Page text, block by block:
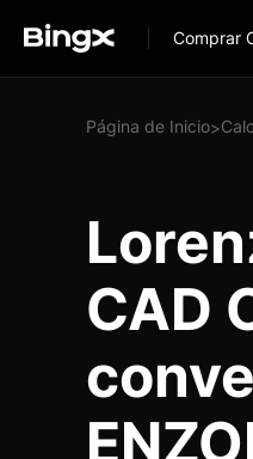
Comprar
Página de Inicio>
CAD